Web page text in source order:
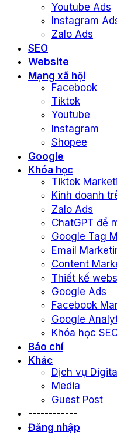
Youtube Ads
Instagram
Zalo Ads
SEO
Website
Mạng xã hội
Facebook
Tiktok
Youtube
Instagram
Shopee
Google
Khóa học
Tiktok
Kinh doanh
Zalo Ads
ChatGPT để
Google Tag
Email
Content
Thiết kế
Google Ads
Facebook
Google
Khóa học
Báo chí
Khác
Dịch vụ
Media
Guest Post
------------
Đăng nhập